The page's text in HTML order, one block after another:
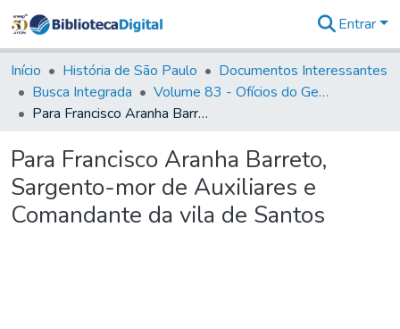
&
Coleções
Tudo na
Biblioteca
Estatísticas
Entrar
Início História de São Paulo
Documentos Interessantes
Busca Integrada
Volume 83 - Ofícios do General Martim Lopes Lobo de Saldanha (Governador da Capitania): 1780- 1782
Para Francisco Aranha Barreto, Sargento-mor de Auxiliares e Comandante da vila de Santos
Para Francisco Aranha Barreto,
Sargento-mor de Auxiliares e
Comandante da vila de Santos